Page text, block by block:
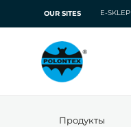
OUR SITES E-SKLEP
Продукты